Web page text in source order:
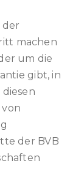
der
machen
um die
gibt, in
diesen
von
der BVB